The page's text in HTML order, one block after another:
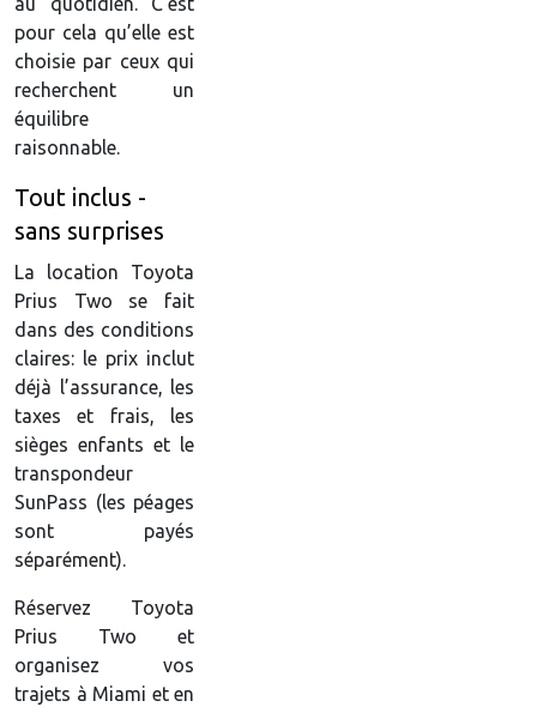
pour cela qu’elle est
choisie par ceux qui
recherchent un
équilibre
raisonnable.
Tout inclus -
sans surprises
La location Toyota
Prius Two se fait
dans des conditions
claires: le prix inclut
déjà l’assurance, les
taxes et frais, les
sièges enfants et le
transpondeur
SunPass (les péages
sont payés
séparément).
Réservez Toyota
Prius Two et
organisez vos
trajets à Miami et en